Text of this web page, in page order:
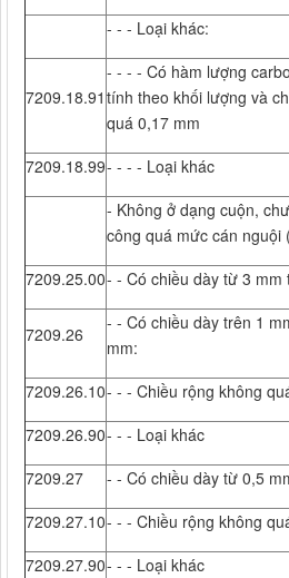
- - - Loại khác:
7209.18.91
- - - - Có hàm lượng
tính theo khối lượng và
quá 0,17 mm
7209.18.99- - - - Loại khác
- Không ở dạng cuộn,
công quá mức cán nguội
7209.25.00- - Có chiều dày từ 3 mm
7209.26
- - Có chiều dày trên 1
mm:
7209.26.10- - - Chiều rộng không
7209.26.90- - - Loại khác
7209.27
- - Có chiều dày từ 0,5
7209.27.10- - - Chiều rộng không
7209.27.90- - - Loại khác